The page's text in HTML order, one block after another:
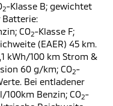
2-Klasse B; gewichtet
Batterie:
CO2-Klasse F;
(EAER) 45 km.
kWh/100 km Strom &
60 g/km; CO2-
Bei entladener
100km Benzin; CO2-